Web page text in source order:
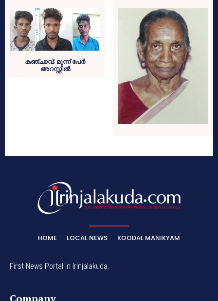
കഞ്ചാവ്; മൂന്ന് പേര്‍
അറസ്റ്റില്‍
HOME LOCAL NEWS KOODAL MANIKYAM
First News Portal in Irinjalakuda.
Company